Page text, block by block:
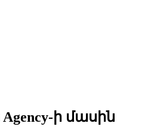
Agency-ի մասին